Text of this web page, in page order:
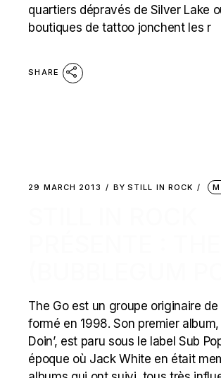
quartiers dépravés de Silver Lake
boutiques de tattoo jonchent les r
SHARE
29 MARCH 2013 BY STILL IN ROCK
The Go est un groupe originaire
formé en 1998. Son premier
Doin’, est paru sous le label Sub
époque où Jack White en était